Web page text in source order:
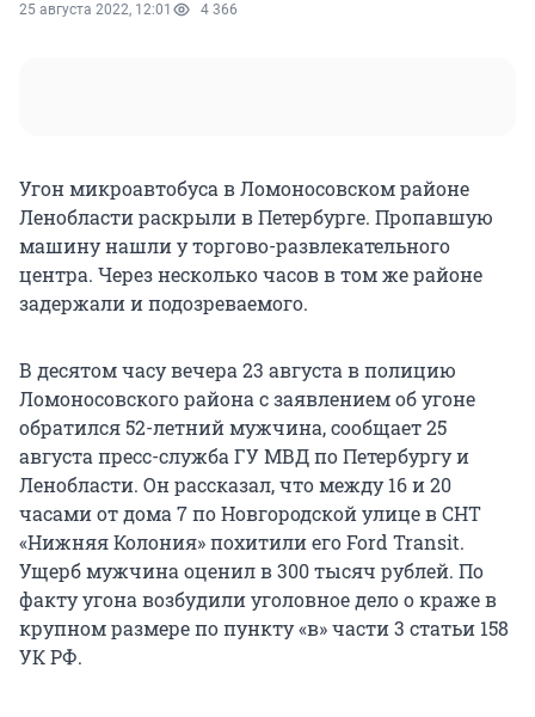
25 августа 2022, 12:01 4 366
Угон микроавтобуса в Ломоносовском районе
Ленобласти раскрыли в Петербурге. Пропавшую
машину нашли у торгово-развлекательного
центра. Через несколько часов в том же районе
задержали и подозреваемого.
В десятом часу вечера 23 августа в полицию
Ломоносовского района с заявлением об угоне
обратился 52-летний мужчина, сообщает 25
августа пресс-служба ГУ МВД по Петербургу и
Ленобласти. Он рассказал, что между 16 и 20
часами от дома 7 по Новгородской улице в СНТ
«Нижняя Колония» похитили его Ford Transit.
Ущерб мужчина оценил в 300 тысяч рублей. По
факту угона возбудили уголовное дело о краже в
крупном размере по пункту «в» части 3 статьи 158
УК РФ.